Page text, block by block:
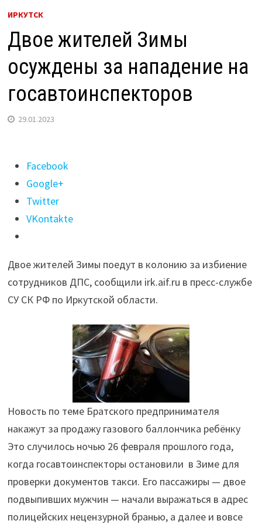
ИРКУТСК
Двое жителей Зимы
осуждены за нападение на
госавтоинспекторов
29.01.2023
Поделиться
"Двое
жителей
Зимы
осуждены
нападение
на
госавтоинспекторов"
Facebook
Google+
Twitter
VKontakte
Двое жителей Зимы поедут в колонию за избиение
сотрудников ДПС, сообщили irk.aif.ru в пресс-службе
СУ СК РФ по Иркутской области.
Новость по теме Братского предпринимателя
накажут за продажу газового баллончика ребёнку
Это случилось ночью 26 февраля прошлого года,
когда госавтоинспекторы остановили в Зиме для
проверки документов такси. Его пассажиры — двое
подвыпивших мужчин — начали выражаться в адрес
полицейских нецензурной бранью, а далее и вовсе